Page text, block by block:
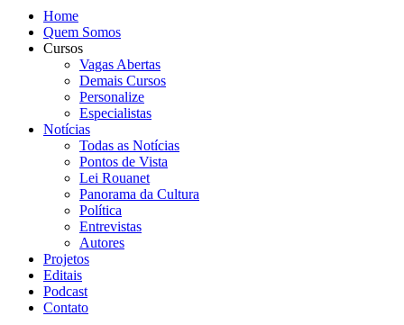
Home
Quem Somos
Cursos
Vagas Abertas
Demais Cursos
Personalize
Especialistas
Notícias
Todas as Notícias
Pontos de Vista
Lei Rouanet
Panorama da Cultura
Política
Entrevistas
Autores
Projetos
Editais
Podcast
Contato